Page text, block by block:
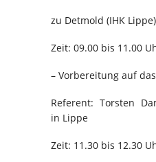
zu Detmold (IHK Lippe)
Zeit: 09.00 bis 11.00
– Vorbereitung auf
Referent: Torsten
in Lippe
Zeit: 11.30 bis 12.30